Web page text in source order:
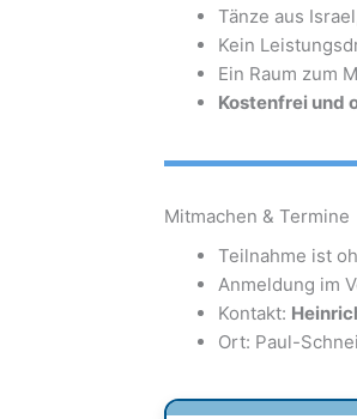
Tänze aus
Kein
Ein Raum zum
Kostenfrei und
Mitmachen & Termine
Teilnahme ist
Anmeldung im
Kontakt:
Ort: Paul-